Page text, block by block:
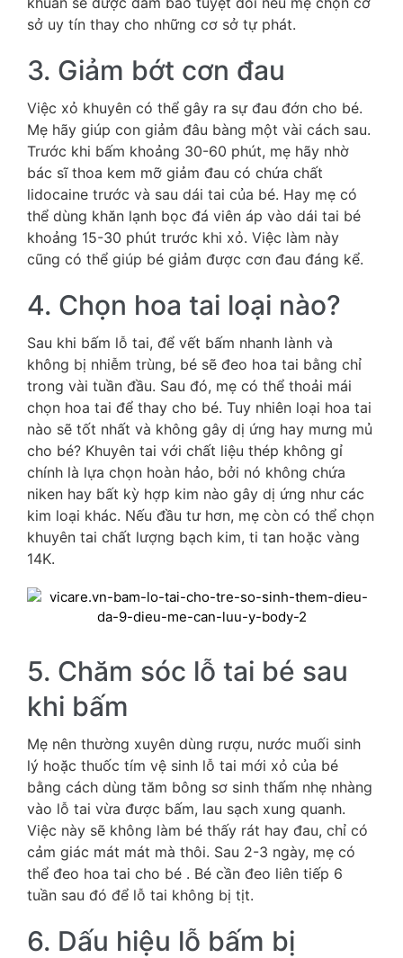
sở uy tín thay cho những cơ sở tự phát.
3. Giảm bớt cơn đau
Việc xỏ khuyên có thể gây ra sự đau đớn cho bé.
Mẹ hãy giúp con giảm đâu bàng một vài cách sau.
Trước khi bấm khoảng 30-60 phút, mẹ hãy nhờ
bác sĩ thoa kem mỡ giảm đau có chứa chất
lidocaine trước và sau dái tai của bé. Hay mẹ có
thể dùng khăn lạnh bọc đá viên áp vào dái tai bé
khoảng 15-30 phút trước khi xỏ. Việc làm này
cũng có thể giúp bé giảm được cơn đau đáng kể.
4. Chọn hoa tai loại nào?
Sau khi bấm lỗ tai, để vết bấm nhanh lành và
không bị nhiễm trùng, bé sẽ đeo hoa tai bằng chỉ
trong vài tuần đầu. Sau đó, mẹ có thể thoải mái
chọn hoa tai để thay cho bé. Tuy nhiên loại hoa tai
nào sẽ tốt nhất và không gây dị ứng hay mưng mủ
cho bé? Khuyên tai với chất liệu thép không gỉ
chính là lựa chọn hoàn hảo, bởi nó không chứa
niken hay bất kỳ hợp kim nào gây dị ứng như các
kim loại khác. Nếu đầu tư hơn, mẹ còn có thể chọn
khuyên tai chất lượng bạch kim, ti tan hoặc vàng
14K.
5. Chăm sóc lỗ tai bé sau
khi bấm
Mẹ nên thường xuyên dùng rượu, nước muối sinh
lý hoặc thuốc tím vệ sinh lỗ tai mới xỏ của bé
bằng cách dùng tăm bông sơ sinh thấm nhẹ nhàng
vào lỗ tai vừa được bấm, lau sạch xung quanh.
Việc này sẽ không làm bé thấy rát hay đau, chỉ có
cảm giác mát mát mà thôi. Sau 2-3 ngày, mẹ có
thể đeo hoa tai cho bé . Bé cần đeo liên tiếp 6
tuần sau đó để lỗ tai không bị tịt.
6. Dấu hiệu lỗ bấm bị